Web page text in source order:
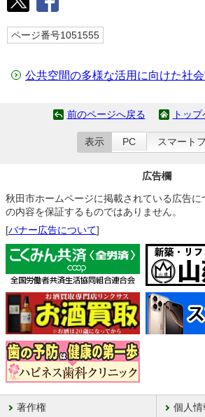
ページ番号1051555
公共空間の多様な活用に向けた社
前のページへ戻る トッ
表示 PC スマート
広告欄
秋田市ホームページに掲載されている広告
の内容を保証するものではありません。
[バナー広告について]
著作権 個人情